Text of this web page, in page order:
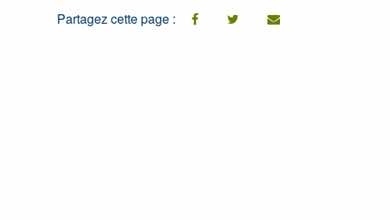
Partagez cette page : facebook twitter